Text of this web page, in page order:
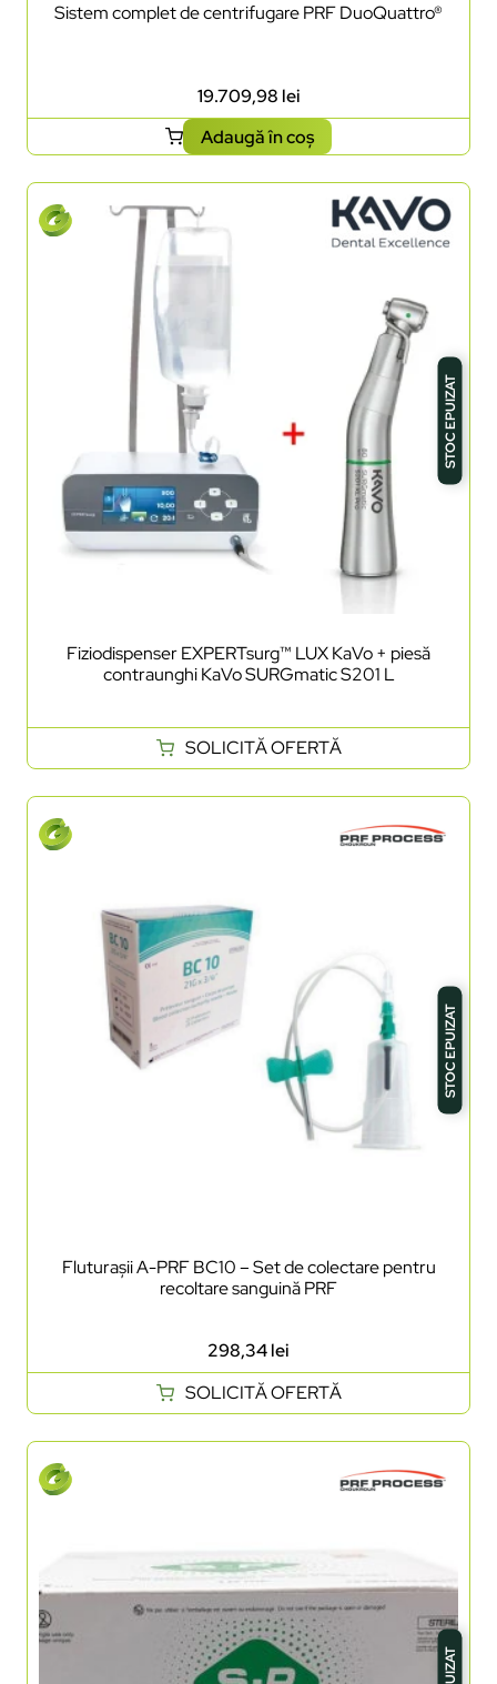
Sistem complet de centrifugare PRF DuoQuattro®
19.709,98 lei
Adaugă în coș
STOC EPUIZAT
Fiziodispenser EXPERTsurg™ LUX KaVo + piesă
contraunghi KaVo SURGmatic S201 L
SOLICITĂ OFERTĂ
STOC EPUIZAT
Fluturașii A-PRF BC10 – Set de colectare pentru
recoltare sanguină PRF
298,34lei
SOLICITĂ OFERTĂ